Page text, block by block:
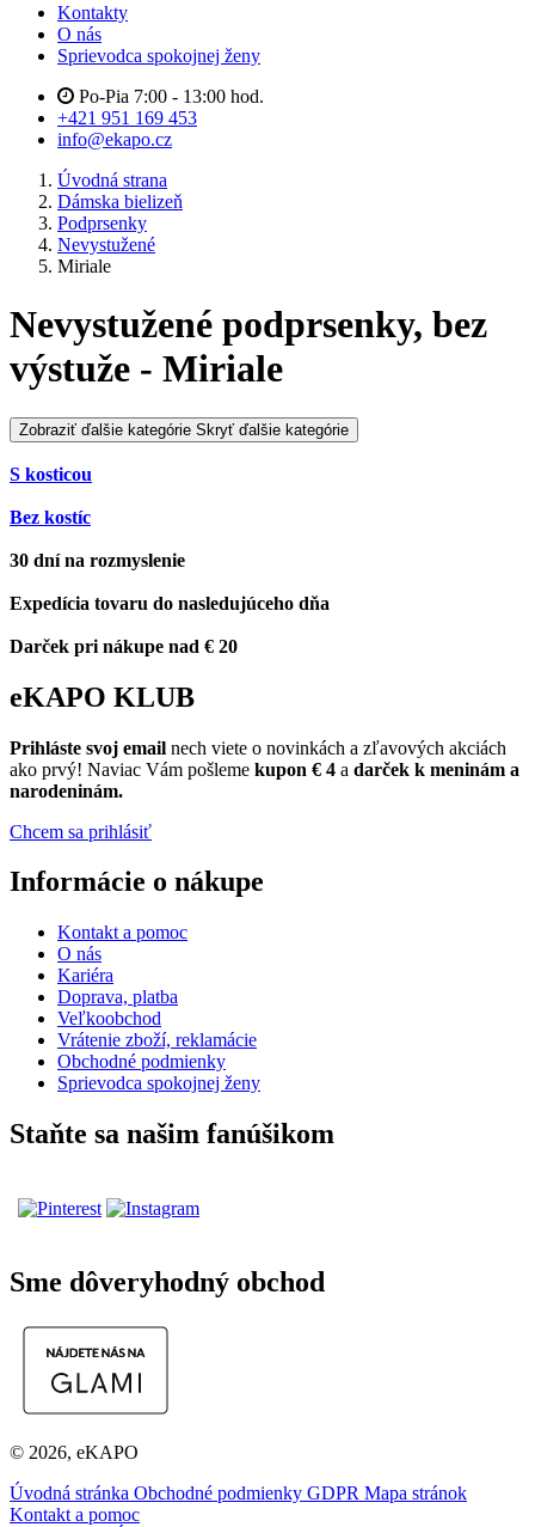
Kontakty
O nás
Sprievodca spokojnej ženy
Po-Pia 7:00 - 13:00 hod.
+421 951 169 453
info@ekapo.cz
Úvodná strana
Dámska bielizeň
Podprsenky
Nevystužené
Miriale
Nevystužené podprsenky, bez
výstuže - Miriale
Zobraziť ďalšie kategórie Skryť ďalšie kategórie
S kosticou
Bez kostíc
30 dní na rozmyslenie
Expedícia tovaru do nasledujúceho dňa
Darček pri nákupe nad € 20
eKAPO KLUB
Prihláste svoj email nech viete o novinkách a zľavových akciách
ako prvý! Naviac Vám pošleme kupon € 4 a darček k meninám a
narodeninám.
Chcem sa prihlásiť
Informácie o nákupe
Kontakt a pomoc
O nás
Kariéra
Doprava, platba
Veľkoobchod
Vrátenie zboží, reklamácie
Obchodné podmienky
Sprievodca spokojnej ženy
Staňte sa našim fanúšikom
Sme dôveryhodný obchod
© 2026, eKAPO
Úvodná stránka Obchodné podmienky GDPR Mapa stránok
Kontakt a pomoc